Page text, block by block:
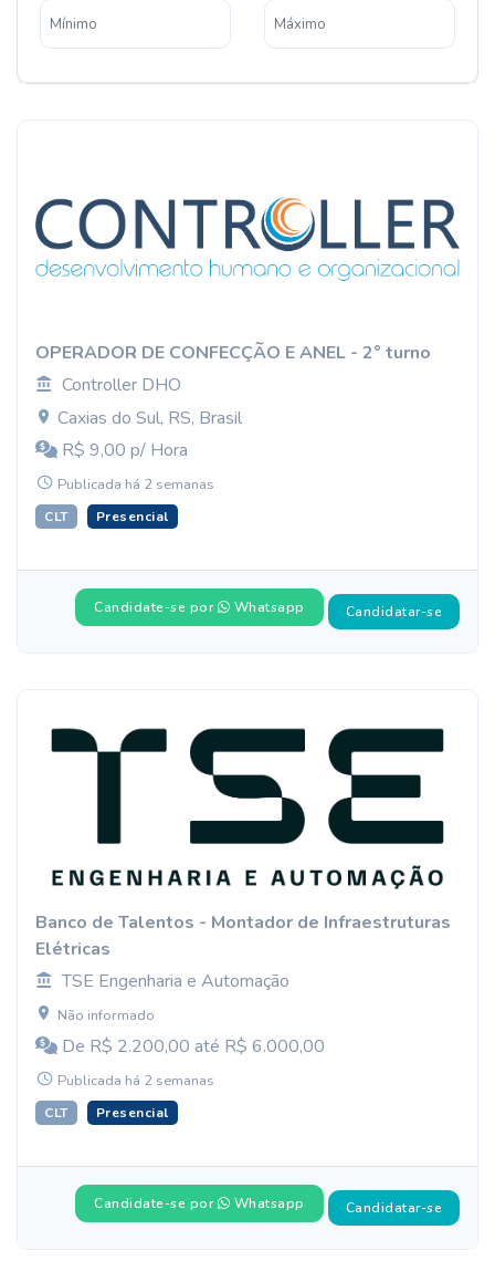
OPERADOR DE CONFECÇÃO E ANEL - 2° turno
Controller DHO
Caxias do Sul, RS, Brasil
R$ 9,00 p/ Hora
Publicada há 2 semanas
CLT Presencial
Candidate-se por Whatsapp Candidatar-se
Banco de Talentos - Montador de Infraestruturas
Elétricas
TSE Engenharia e Automação
Não informado
De R$ 2.200,00 até R$ 6.000,00
Publicada há 2 semanas
CLT Presencial
Candidate-se por Whatsapp Candidatar-se